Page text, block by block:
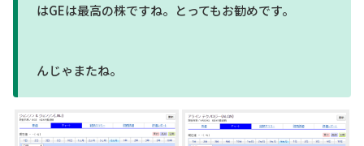
はGEは最高の株ですね。とってもお勧めです。
んじゃまたね。